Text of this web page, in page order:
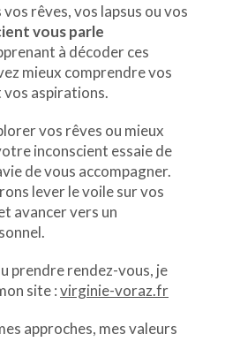
rêves, vos lapsus ou vos
vous parle
à décoder ces
mieux comprendre vos
vos aspirations.
vos rêves ou mieux
inconscient essaie de
de vous accompagner.
lever le voile sur vos
avancer vers un
prendre rendez-vous, je
site :virginie-voraz.fr
approches, mes valeurs